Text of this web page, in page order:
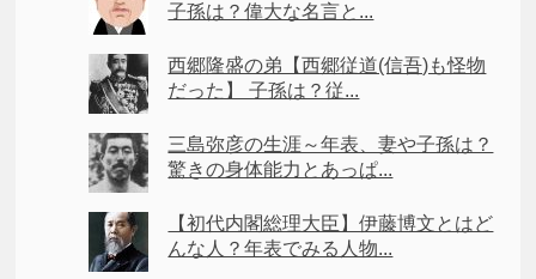
子孫は？偉大な名言と...
西郷隆盛の弟【西郷従道(信吾)も怪物
だった】 子孫は？従...
三島弥彦の生涯～年表、妻や子孫は？
驚きの身体能力とあっぱ...
【初代内閣総理大臣】伊藤博文とはど
んな人？年表でみる人物...